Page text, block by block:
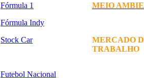
Fórmula 1
Fórmula Indy
Stock Car
Futebol Nacional
MEIO
MERCADO
TRABALHO